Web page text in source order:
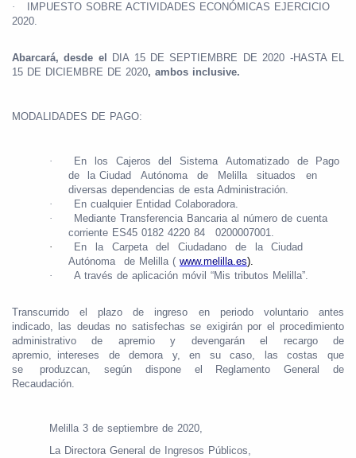
·
IMPUESTO SOBRE ACTIVIDADES ECONÓMICAS EJERCICIO
2020.
Abarcará, desde el
DIA 15 DE SEPTIEMBRE DE 2020 -HASTA EL
15 DE DICIEMBRE DE 2020, ambos inclusive.
MODALIDADES DE PAGO:
· En los Cajeros del Sistema Automatizado de
Pago
de
la Ciudad Autónoma de Melilla situados
en
diversas dependencias de esta Administración.
·
En cualquier Entidad Colaboradora.
·
Mediante Transferencia Bancaria al número de cuenta
corriente ES45 0182 4220 84
0200007001.
·
En la Carpeta del Ciudadano de la
Ciudad
Autónoma
de Melilla ( www.melilla.es).
·
A través de aplicación móvil “Mis tributos Melilla”.
Transcurrido el plazo de ingreso en periodo voluntario
antes
indicado, las deudas no satisfechas se exigirán por el procedimiento
administrativo
de apremio y devengarán el recargo
de
apremio, intereses
de demora y, en su caso, las costas
que
se
produzcan, según dispone el Reglamento General de
Recaudación.
Melilla 3 de septiembre de 2020,
La Directora General de Ingresos Públicos,